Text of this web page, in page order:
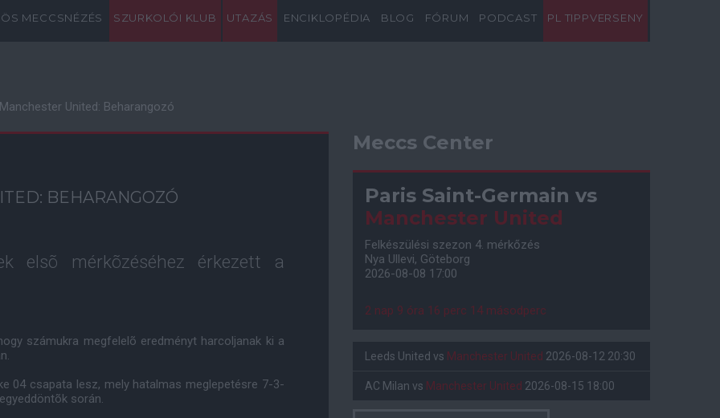
MECCSNÉZÉS SZURKOLÓI KLUB UTAZÁS ENCIKLOPÉDIA BLOG FÓRUM PODCAST PL TIPPVERSENY
United: Beharangozó
BEHARANGOZÓ
elsõ mérkõzéséhez érkezett a
számukra megfelelõ eredményt harcoljanak ki a
04 csapata lesz, mely hatalmas meglepetésre 7-3-
során.
Meccs Center
Paris Saint-Germain vs
Manchester United
Felkészülési szezon 4. mérkőzés
Nya Ullevi, Göteborg
2026-08-08 17:00
2 nap 9 óra 16 perc 13 másodperc
Leeds United vs Manchester United 2026-08-12 20:30
AC Milan vs Manchester United 2026-08-15 18:00